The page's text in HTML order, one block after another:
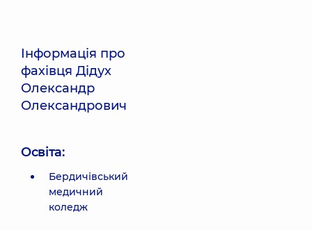
Інформація про
фахівця Дідух
Олександр
Олександрович
Освіта:
Бердичівський
медичний
коледж